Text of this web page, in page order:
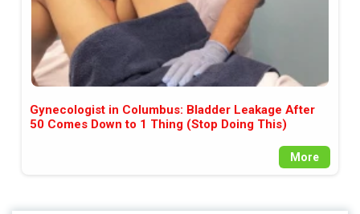
Gynecologist in Columbus: Bladder Leakage After
50 Comes Down to 1 Thing (Stop Doing This)
More